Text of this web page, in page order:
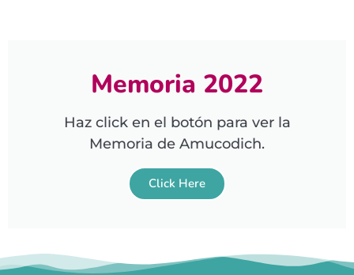
Memoria 2022
Haz click en el botón para ver la
Memoria de Amucodich.
Click Here